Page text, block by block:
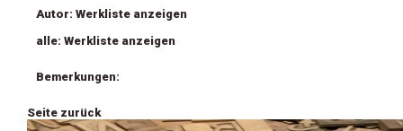
Autor: Werkliste anzeigen
alle: Werkliste anzeigen
Bemerkungen:
Seite zurück